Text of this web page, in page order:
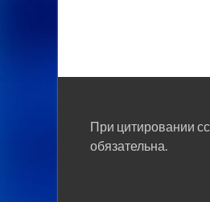
При цитировании
обязательна.